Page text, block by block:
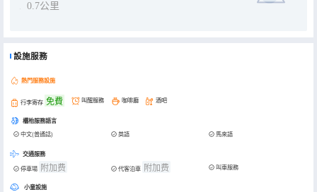
0.7公里
設施服務
熱門服務設施
行李寄存 免費 叫醒服務 咖啡廳 酒吧
櫃枱服務語言
中文(普通話) 英語 馬來語
交通服務
停車場 附加费 代客泊車 附加费 叫車服務
小童設施